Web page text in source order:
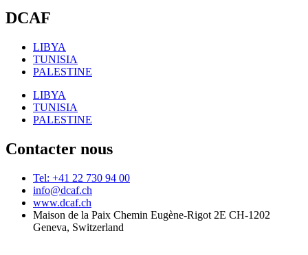
DCAF
LIBYA
TUNISIA
PALESTINE
LIBYA
TUNISIA
PALESTINE
Contacter nous
Tel: +41 22 730 94 00
info@dcaf.ch
www.dcaf.ch
Maison de la Paix Chemin Eugène-Rigot 2E CH-1202
Geneva, Switzerland